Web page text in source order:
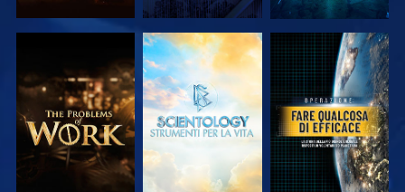
ESPLORA LE
SERIE
ESPLORA LE
SERIE
GUARDA